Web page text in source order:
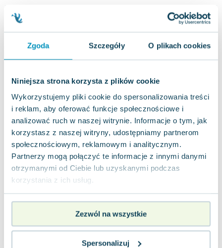
Zgoda Szczegóły O plikach cookies
Niniejsza strona korzysta z plików cookie
Wykorzystujemy pliki cookie do spersonalizowania treści
i reklam, aby oferować funkcje społecznościowe i
analizować ruch w naszej witrynie. Informacje o tym, jak
korzystasz z naszej witryny, udostępniamy partnerom
społecznościowym, reklamowym i analitycznym.
Partnerzy mogą połączyć te informacje z innymi danymi
otrzymanymi od Ciebie lub uzyskanymi podczas
korzystania z ich usług.
Zezwól na wszystkie
Spersonalizuj
Inne książki z tej samej kategorii
-64%
Miękka Pakujemy 10.08 Miękka Pakujemy 10.08